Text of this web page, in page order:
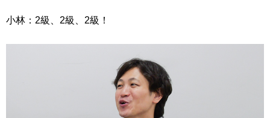
小林：2級、2級、2級！